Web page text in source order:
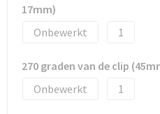
17mm)
Onbewerkt
1
270 graden van de clip
Onbewerkt
1